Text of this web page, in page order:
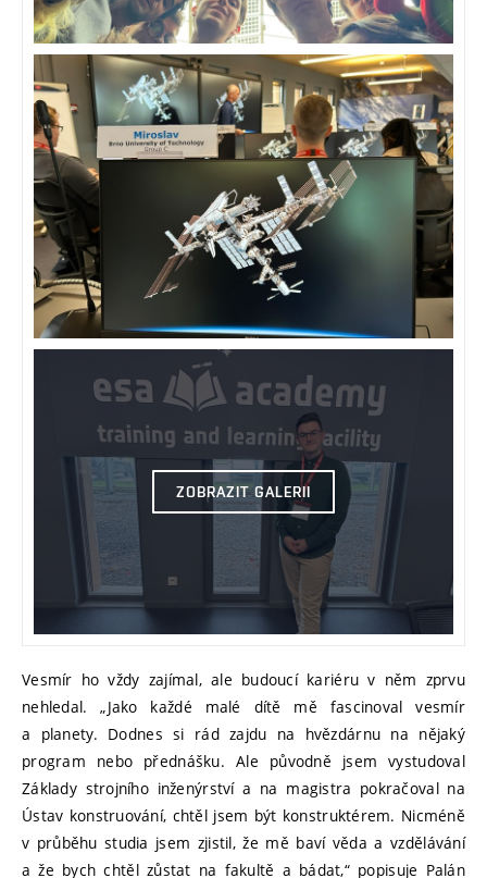
ZOBRAZIT GALERII
Vesmír ho vždy zajímal, ale budoucí kariéru v něm zprvu
nehledal. „Jako každé malé dítě mě fascinoval vesmír
a planety. Dodnes si rád zajdu na hvězdárnu na nějaký
program nebo přednášku. Ale původně jsem vystudoval
Základy strojního inženýrství a na magistra pokračoval na
Ústav konstruování, chtěl jsem být konstruktérem. Nicméně
v průběhu studia jsem zjistil, že mě baví věda a vzdělávání
a že bych chtěl zůstat na fakultě a bádat,“ popisuje Palán